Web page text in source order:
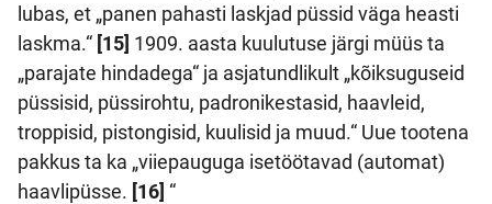
lubas, et „panen pahasti laskjad püssid väga heasti
laskma.“ [15] 1909. aasta kuulutuse järgi müüs ta
„parajate hindadega“ ja asjatundlikult „kõiksuguseid
püssisid, püssirohtu, padronikestasid, haavleid,
troppisid, pistongisid, kuulisid ja muud.“ Uue tootena
pakkus ta ka „viiepauguga isetöötavad (automat)
haavlipüsse. [16] “